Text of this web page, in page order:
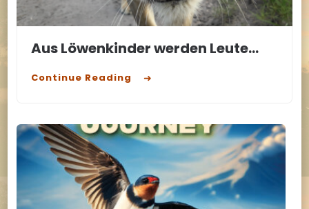
Aus Löwenkinder werden Leute…
Continue Reading